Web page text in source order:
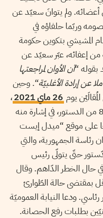
أعضائه. ولم يتوانَ سعيّد عن
وربّما حلفاؤه في
المشيشي بتكوين حكومة
إعفائه، عبّر سعيّد عن
بقوله “آن الأوان لمراجعتها
عن إرادة الأغلبيّة“. وحين
يوم 26 ماي 2021
،
تحدّث قيس سعيّد عن الفصل 80 من الدستور، في إشارة منه
على موقع “ميدل إيست
رئاسة الجمهورية، والتي
الفصل 80 من الدّستور حتّى يتولّى رئيس
في حال الخطر الدّاهم. وقال
إنّ الفصل 80 مُفعَّل بمقتضى حالة الطّوارئ
رئاسي. ودعا النيابة العموميّة
بطلبات رفع الحصانة.